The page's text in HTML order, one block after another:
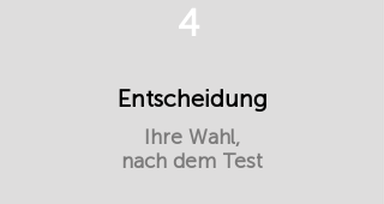
4
Entscheidung
Ihre Wahl,
nach dem Test